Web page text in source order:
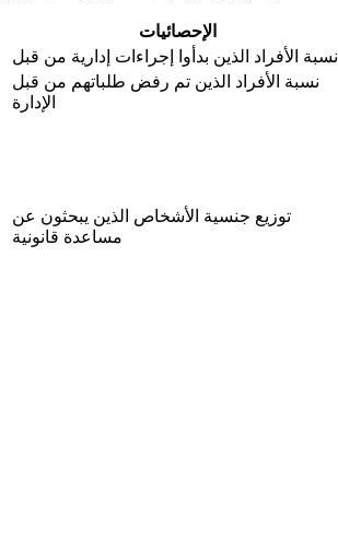
الإحصائيات
نسبة الأفراد الذين بدأوا إجراءات إدارية من قبل
نسبة الأفراد الذين تم رفض طلباتهم من قبل
الإدارة
توزيع جنسية الأشخاص الذين يبحثون عن
مساعدة قانونية